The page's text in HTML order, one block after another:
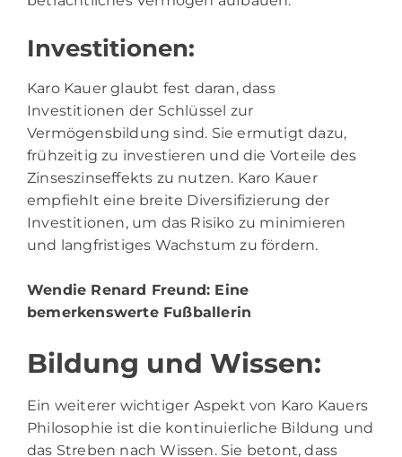
Investitionen:
Karo Kauer glaubt fest daran, dass
Investitionen der Schlüssel zur
Vermögensbildung sind. Sie ermutigt dazu,
frühzeitig zu investieren und die Vorteile des
Zinseszinseffekts zu nutzen. Karo Kauer
empfiehlt eine breite Diversifizierung der
Investitionen, um das Risiko zu minimieren
und langfristiges Wachstum zu fördern.
Wendie Renard Freund: Eine
bemerkenswerte Fußballerin
Bildung und Wissen:
Ein weiterer wichtiger Aspekt von Karo Kauers
Philosophie ist die kontinuierliche Bildung und
das Streben nach Wissen. Sie betont, dass